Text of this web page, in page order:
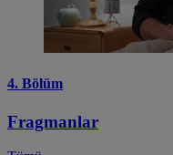
4. Bölüm
Fragmanlar